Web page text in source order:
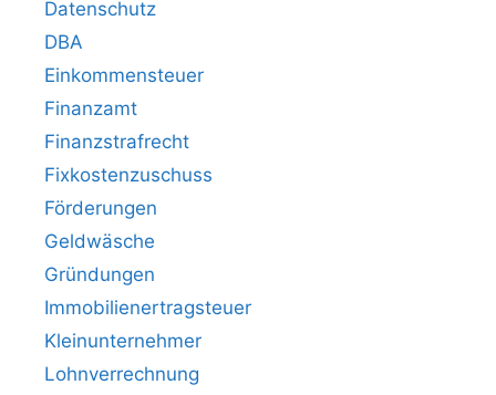
Datenschutz
DBA
Einkommensteuer
Finanzamt
Finanzstrafrecht
Fixkostenzuschuss
Förderungen
Geldwäsche
Gründungen
Immobilienertragsteuer
Kleinunternehmer
Lohnverrechnung